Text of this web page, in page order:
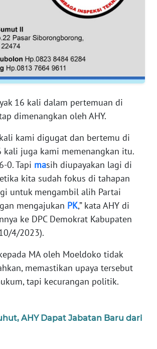
16 kali dalam pertemuan di
dimenangkan oleh AHY.
kami digugat dan bertemu di
kali juga kami memenangkan itu.
0. Tapi masih diupayakan lagi di
kita sudah fokus di tahapan
untuk mengambil alih Partai
mengajukan PK,” kata AHY di
ke DPC Demokrat Kabupaten
4/2023).
MA oleh Moeldoko tidak
memastikan upaya tersebut
tapi kecurangan politik.
AHY Dapat Jabatan Baru dari